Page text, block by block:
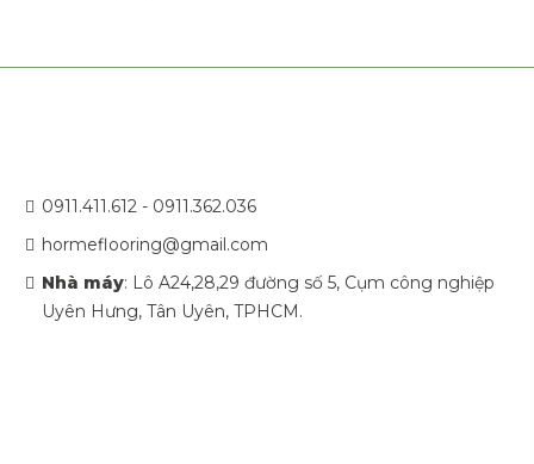
0911.411.612 - 0911.362.036
hormeflooring@gmail.com
Nhà máy: Lô A24,28,29 đường số 5, Cụm công nghiệp
Uyên Hưng, Tân Uyên, TPHCM.